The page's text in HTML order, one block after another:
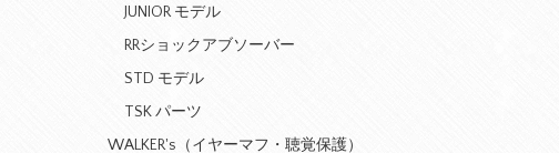
JUNIOR モデル
RRショックアブソーバー
STD モデル
TSK パーツ
WALKER's（イヤーマフ・聴覚保護）